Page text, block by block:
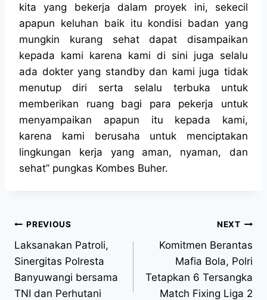
kita yang bekerja dalam proyek ini, sekecil
apapun keluhan baik itu kondisi badan yang
mungkin kurang sehat dapat disampaikan
kepada kami karena kami di sini juga selalu
ada dokter yang standby dan kami juga tidak
menutup diri serta selalu terbuka untuk
memberikan ruang bagi para pekerja untuk
menyampaikan apapun itu kepada kami,
karena kami berusaha untuk menciptakan
lingkungan kerja yang aman, nyaman, dan
sehat” pungkas Kombes Buher.
PREVIOUS
Laksanakan Patroli,
Sinergitas Polresta
Banyuwangi bersama
TNI dan Perhutani
NEXT
Komitmen Berantas
Mafia Bola, Polri
Tetapkan 6 Tersangka
Match Fixing Liga 2